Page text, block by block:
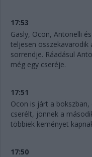
17:53
Gasly, Ocon, Antonelli
teljesen
sorrendje. Ráadásul
még egy cseréje.
17:51
Ocon is járt a
cserélt, jönnek a
többiek keményet
17:50